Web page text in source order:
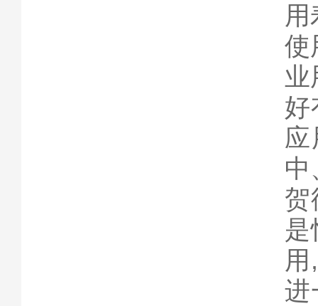
使
业
好
中
贺
是
进